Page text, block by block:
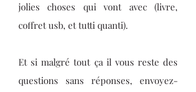
jolies choses qui vont avec (livre,
coffret usb, et tutti quanti).
Et si malgré tout ça il vous reste des
questions sans réponses, envoyez-